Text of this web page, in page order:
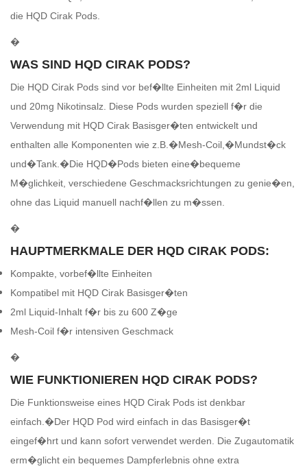
die HQD Cirak Pods.
�
WAS SIND HQD CIRAK PODS?
Die HQD Cirak Pods sind vor bef�llte Einheiten mit 2ml Liquid
und 20mg Nikotinsalz. Diese Pods wurden speziell f�r die
Verwendung mit HQD Cirak Basisger�ten entwickelt und
enthalten alle Komponenten wie z.B.�Mesh-Coil,�Mundst�ck
und�Tank.�Die HQD�Pods bieten eine�bequeme
M�glichkeit, verschiedene Geschmacksrichtungen zu genie�en,
ohne das Liquid manuell nachf�llen zu m�ssen.
�
HAUPTMERKMALE DER HQD CIRAK PODS:
Kompakte, vorbef�llte Einheiten
Kompatibel mit HQD Cirak Basisger�ten
2ml Liquid-Inhalt f�r bis zu 600 Z�ge
Mesh-Coil f�r intensiven Geschmack
�
WIE FUNKTIONIEREN HQD CIRAK PODS?
Die Funktionsweise eines HQD Cirak Pods ist denkbar
einfach.�Der HQD Pod wird einfach in das Basisger�t
eingef�hrt und kann sofort verwendet werden. Die Zugautomatik
erm�glicht ein bequemes Dampferlebnis ohne extra